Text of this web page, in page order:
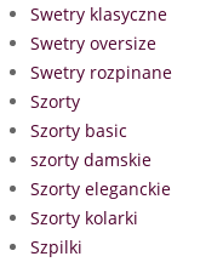
Swetry klasyczne
Swetry oversize
Swetry rozpinane
Szorty
Szorty basic
szorty damskie
Szorty eleganckie
Szorty kolarki
Szpilki